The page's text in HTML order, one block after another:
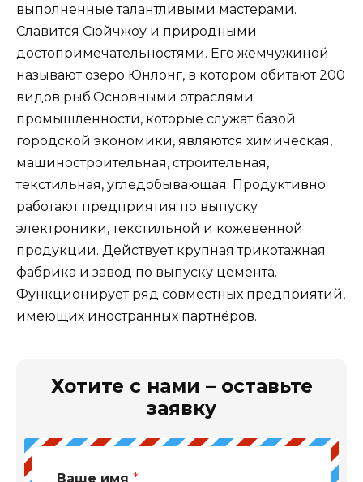
выполненные талантливыми мастерами.
Славится Сюйчжоу и природными
достопримечательностями. Его жемчужиной
называют озеро Юнлонг, в котором обитают 200
видов рыб.Основными отраслями
промышленности, которые служат базой
городской экономики, являются химическая,
машиностроительная, строительная,
текстильная, угледобывающая. Продуктивно
работают предприятия по выпуску
электроники, текстильной и кожевенной
продукции. Действует крупная трикотажная
фабрика и завод по выпуску цемента.
Функционирует ряд совместных предприятий,
имеющих иностранных партнёров.
Хотите с нами – оставьте
заявку
Ваше имя *